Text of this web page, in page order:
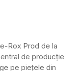
Rox Prod de la
de producție
pe piețele din